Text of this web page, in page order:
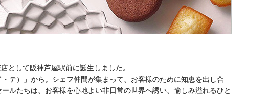
として阪神芦屋駅前に誕生しました。
テ）」から。シェフ仲間が集まって、お客様のために知恵を出し合
ルたちは、お客様を心地よい非日常の世界へ誘い、愉しみ溢れるひと